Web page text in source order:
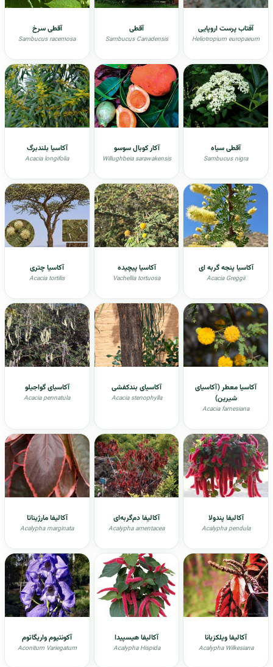
آفتاب پرست اروپایی
Heliotropium europaeum
آقطی
Sambucus Canadensis
آقطی سرخ
Sambucus racemosa
آقطی سیاه
Sambucus nigra
آکار کوبال سوسو
Willughbeia sarawakensis
آکاسیا بلندبرگ
Acacia longifolia
آکاسیا پنجه گربه ای
Acacia Greggii
آکاسیا پیچیده
Vachellia tortuosa
آکاسیا چتری
Acacia tortilis
آکاسیا معطر (آکاسیای
شیرین)
Acacia farnesiana
آکاسیای بندکفشی
Acacia stenophylla
آکاسیای گواجیلو
Acacia pennatula
آکالیفا پندولا
Acalypha pendula
آکالیفا دم‌گربه‌ای
Acalypha amentacea
آکالیفا مارژیناتا
Acalypha marginata
آکالیفا ویلکزیانا
Acalypha Wilkesiana
آکالیفا هیسپیدا
Acalypha Hispida
آکونتیوم واریگاتوم
Aconitum Variegatum